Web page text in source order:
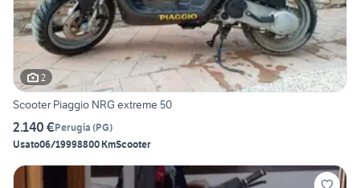
2
Scooter Piaggio NRG extreme 50
2.140 €Perugia (PG)
Usato06/19998800 KmScooter